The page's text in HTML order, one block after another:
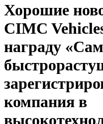
Хорошие
CIMC
награду
компания в